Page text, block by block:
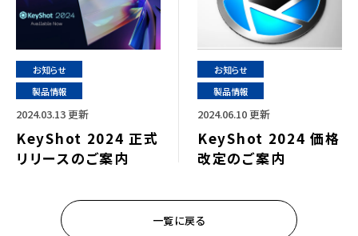
お知らせ
製品情報
2024.03.13 更新
KeyShot 2024 正式
リリースのご案内
お知らせ
製品情報
2024.06.10 更新
KeyShot 2024 価格
改定のご案内
一覧に戻る